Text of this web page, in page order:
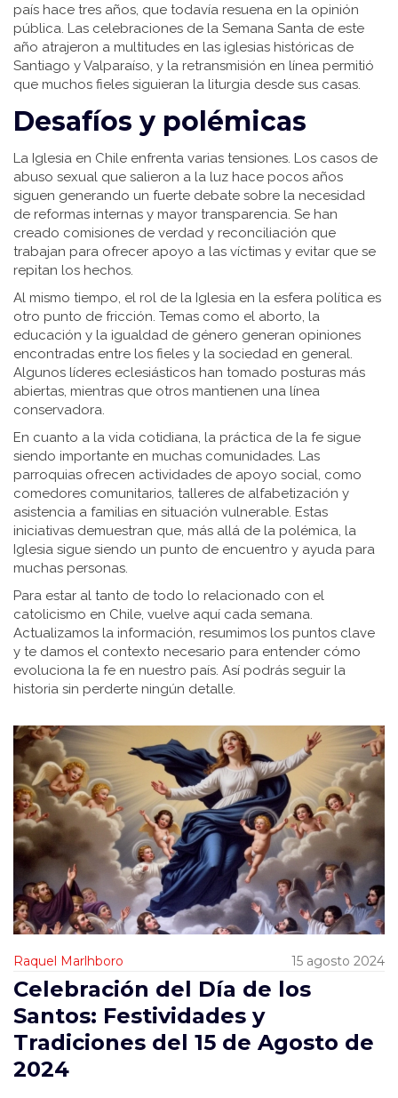
país hace tres años, que todavía resuena en la opinión
pública. Las celebraciones de la Semana Santa de este
año atrajeron a multitudes en las iglesias históricas de
Santiago y Valparaíso, y la retransmisión en línea permitió
que muchos fieles siguieran la liturgia desde sus casas.
Desafíos y polémicas
La Iglesia en Chile enfrenta varias tensiones. Los casos de
abuso sexual que salieron a la luz hace pocos años
siguen generando un fuerte debate sobre la necesidad
de reformas internas y mayor transparencia. Se han
creado comisiones de verdad y reconciliación que
trabajan para ofrecer apoyo a las víctimas y evitar que se
repitan los hechos.
Al mismo tiempo, el rol de la Iglesia en la esfera política es
otro punto de fricción. Temas como el aborto, la
educación y la igualdad de género generan opiniones
encontradas entre los fieles y la sociedad en general.
Algunos líderes eclesiásticos han tomado posturas más
abiertas, mientras que otros mantienen una línea
conservadora.
En cuanto a la vida cotidiana, la práctica de la fe sigue
siendo importante en muchas comunidades. Las
parroquias ofrecen actividades de apoyo social, como
comedores comunitarios, talleres de alfabetización y
asistencia a familias en situación vulnerable. Estas
iniciativas demuestran que, más allá de la polémica, la
Iglesia sigue siendo un punto de encuentro y ayuda para
muchas personas.
Para estar al tanto de todo lo relacionado con el
catolicismo en Chile, vuelve aquí cada semana.
Actualizamos la información, resumimos los puntos clave
y te damos el contexto necesario para entender cómo
evoluciona la fe en nuestro país. Así podrás seguir la
historia sin perderte ningún detalle.
Raquel Marlhboro 15 agosto 2024
Celebración del Día de los
Santos: Festividades y
Tradiciones del 15 de Agosto de
2024